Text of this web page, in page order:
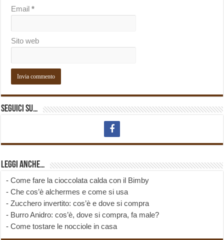
Email*
Sito web
Seguici su…
Leggi anche…
-Come fare la cioccolata calda con il Bimby
-Che cos’è alchermes e come si usa
-Zucchero invertito: cos’è e dove si compra
- Burro Anidro: cos’è, dove si compra, fa male?
-Come tostare le nocciole in casa